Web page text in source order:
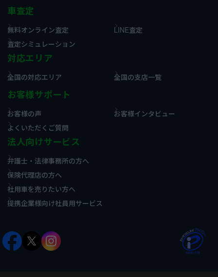
車査定
無料オンライン査定
LINE査定
査定シミュレーション
対応エリア
全国の対応エリア 全国の支店一覧
お客様サポート
お客様の声
お客様インタビュー
よくいただくご質問
法人向けサービス
弁護士・法律事務所の方へ
保険代理店の方へ
社用車を売りたい方へ
提携企業様向け社員用サービス